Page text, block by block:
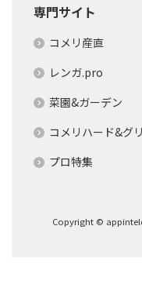
専門サイト
コメリ産直
レンガ.pro
菜園&ガーデン
コメリハード&グ
プロ特集
Copyright ©